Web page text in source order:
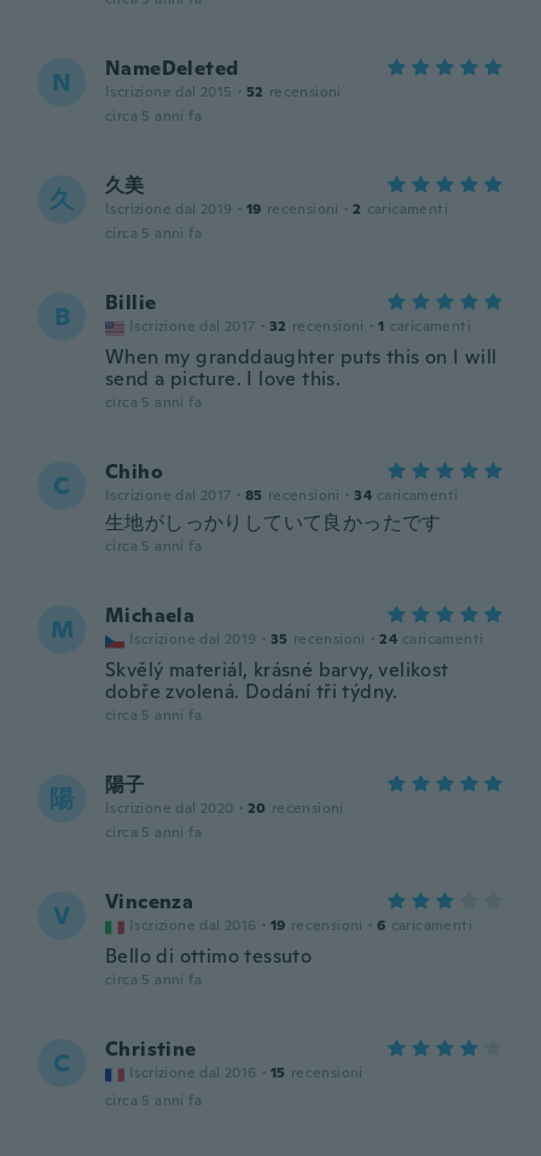
N NameDeleted
Iscrizione dal 2015 · 52 recensioni
circa 5 anni fa
久 久美
Iscrizione dal 2019 · 19 recensioni · 2 caricamenti
circa 5 anni fa
B Billie
Iscrizione dal 2017 · 32 recensioni · 1 caricamenti
When my granddaughter puts this on I will
send a picture. I love this.
circa 5 anni fa
C Chiho
Iscrizione dal 2017 · 85 recensioni · 34 caricamenti
生地がしっかりしていて良かったです
circa 5 anni fa
M Michaela
Iscrizione dal 2019 · 35 recensioni · 24 caricamenti
Skvělý materiál, krásné barvy, velikost
dobře zvolená. Dodání tři týdny.
circa 5 anni fa
陽 陽子
Iscrizione dal 2020 · 20 recensioni
circa 5 anni fa
V Vincenza
Iscrizione dal 2016 · 19 recensioni · 6 caricamenti
Bello di ottimo tessuto
circa 5 anni fa
C Christine
Iscrizione dal 2016 · 15 recensioni
circa 5 anni fa